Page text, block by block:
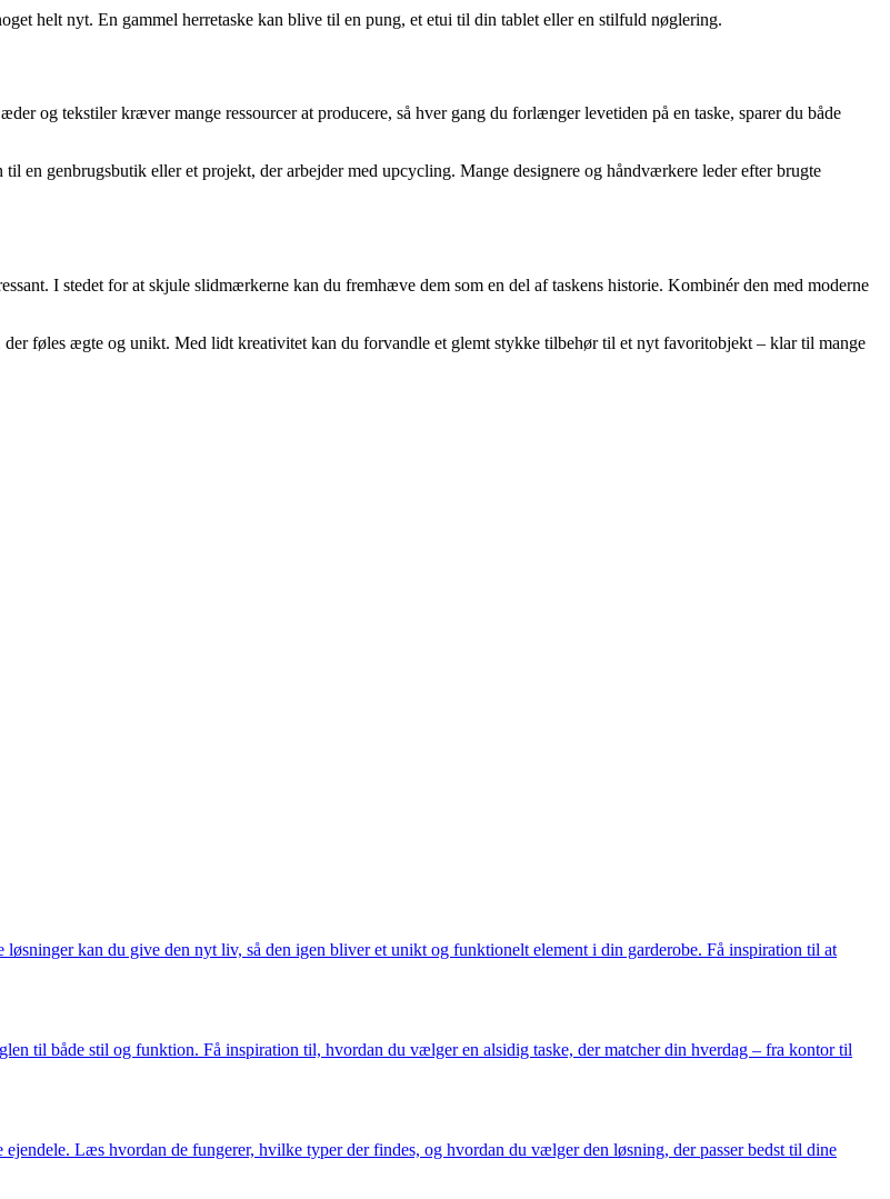
helt nyt. En gammel herretaske kan blive til en pung, et etui til din tablet eller en stilfuld nøglering.
og tekstiler kræver mange ressourcer at producere, så hver gang du forlænger levetiden på en taske, sparer du både
en genbrugsbutik eller et projekt, der arbejder med upcycling. Mange designere og håndværkere leder efter brugte
I stedet for at skjule slidmærkerne kan du fremhæve dem som en del af taskens historie. Kombinér den med moderne
føles ægte og unikt. Med lidt kreativitet kan du forvandle et glemt stykke tilbehør til et nyt favoritobjekt – klar til mange
kan du give den nyt liv, så den igen bliver et unikt og funktionelt element i din garderobe. Få inspiration til at
til både stil og funktion. Få inspiration til, hvordan du vælger en alsidig taske, der matcher din hverdag – fra kontor til
Læs hvordan de fungerer, hvilke typer der findes, og hvordan du vælger den løsning, der passer bedst til dine